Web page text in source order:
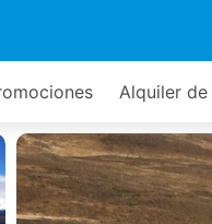
Alquiler